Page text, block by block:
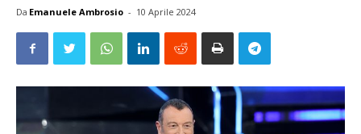
Da Emanuele Ambrosio - 10 Aprile 2024